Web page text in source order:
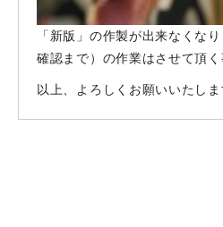
「新版」の作製が出来なくな
確認まで）の作業はさせて頂
以上、よろしくお願いいたしま